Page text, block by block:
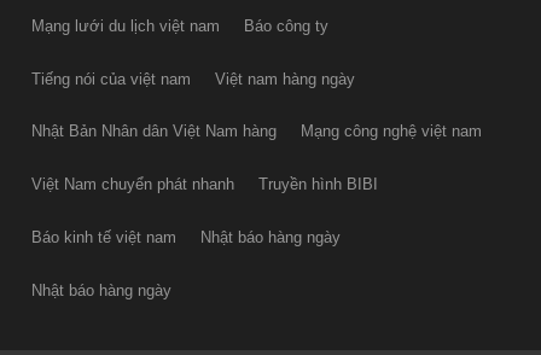
Mạng lưới du lịch việt nam Báo công ty
Tiếng nói của việt nam Việt nam hàng ngày
Nhật Bản Nhân dân Việt Nam hàng Mạng công nghệ việt nam
Việt Nam chuyển phát nhanh Truyền hình BIBI
Báo kinh tế việt nam Nhật báo hàng ngày
Nhật báo hàng ngày